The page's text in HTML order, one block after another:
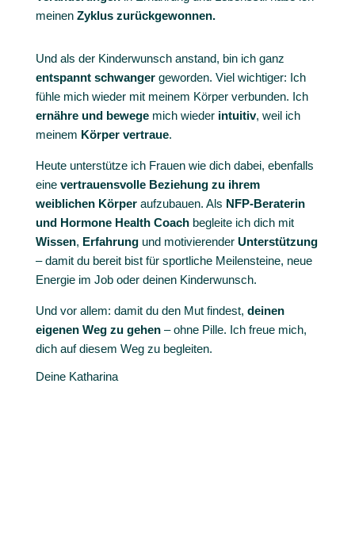
meinen Zyklus zurückgewonnen.
Und als der Kinderwunsch anstand, bin ich ganz
entspannt schwangergeworden. Viel wichtiger: Ich
fühle mich wieder mit meinem Körper verbunden. Ich
ernähre und bewegemich wieder intuitiv, weil ich
meinem Körper vertraue.
Heute unterstütze ich Frauen wie dich dabei, ebenfalls
eine vertrauensvolle Beziehung zu ihrem
weiblichen Körperaufzubauen. Als NFP-Beraterin
und Hormone Health Coachbegleite ich dich mit
Wissen, Erfahrungund motivierender Unterstützung
– damit du bereit bist für sportliche Meilensteine, neue
Energie im Job oder deinen Kinderwunsch.
Und vor allem: damit du den Mut findest, deinen
eigenen Weg zu gehen– ohne Pille. Ich freue mich,
dich auf diesem Weg zu begleiten.
Deine Katharina